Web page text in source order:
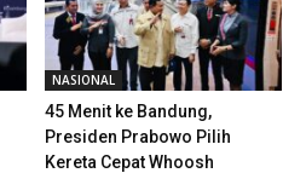
NASIONAL
45 Menit ke Bandung,
Presiden Prabowo Pilih
Kereta Cepat Whoosh